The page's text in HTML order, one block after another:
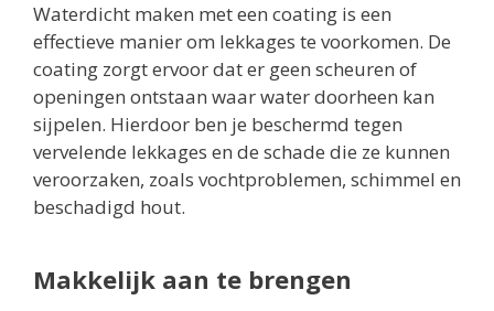
Waterdicht maken met een coating is een
effectieve manier om lekkages te voorkomen. De
coating zorgt ervoor dat er geen scheuren of
openingen ontstaan waar water doorheen kan
sijpelen. Hierdoor ben je beschermd tegen
vervelende lekkages en de schade die ze kunnen
veroorzaken, zoals vochtproblemen, schimmel en
beschadigd hout.
Makkelijk aan te brengen